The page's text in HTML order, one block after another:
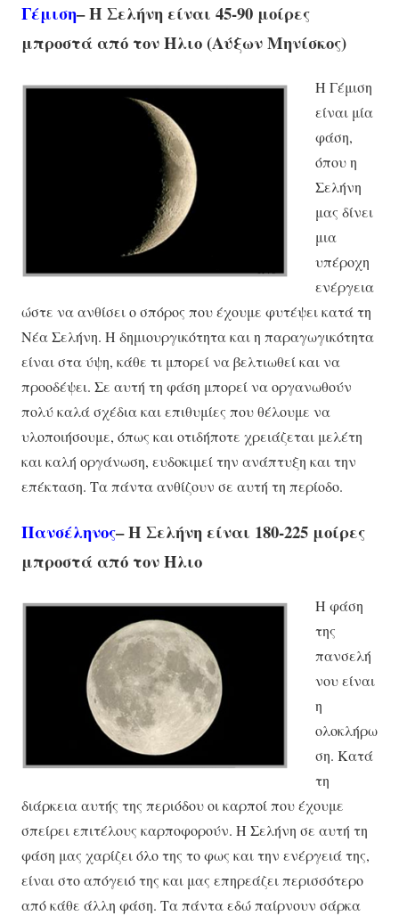
Γέμιση– Η Σελήνη είναι 45-90 μοίρες
μπροστά από τον Ήλιο (Αύξων Μηνίσκος)
Η Γέμιση
είναι μία
φάση,
όπου η
Σελήνη
μας δίνει
μια
υπέροχη
ενέργεια
ώστε να ανθίσει ο σπόρος που έχουμε φυτέψει κατά τη
Νέα Σελήνη. Η δημιουργικότητα και η παραγωγικότητα
είναι στα ύψη, κάθε τι μπορεί να βελτιωθεί και να
προοδέψει. Σε αυτή τη φάση μπορεί να οργανωθούν
πολύ καλά σχέδια και επιθυμίες που θέλουμε να
υλοποιήσουμε, όπως και οτιδήποτε χρειάζεται μελέτη
και καλή οργάνωση, ευδοκιμεί την ανάπτυξη και την
επέκταση. Τα πάντα ανθίζουν σε αυτή τη περίοδο.
Πανσέληνος– Η Σελήνη είναι 180-225 μοίρες
μπροστά από τον Ήλιο
Η φάση
της
πανσελή
νου είναι
η
ολοκλήρω
ση. Κατά
τη
διάρκεια αυτής της περιόδου οι καρποί που έχουμε
σπείρει επιτέλους καρποφορούν. Η Σελήνη σε αυτή τη
φάση μας χαρίζει όλο της το φως και την ενέργειά της,
είναι στοαπόγειό της και μας επηρεάζει περισσότερο
από κάθε άλλη φάση. Τα πάντα εδώ παίρνουν σάρκα